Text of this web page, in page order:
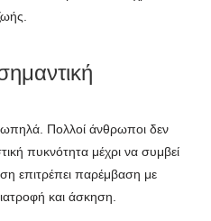
Πολλοί άνθρωποι δεν
πυκνότητα μέχρι να συμβεί
επιτρέπει παρέμβαση με
και άσκηση.